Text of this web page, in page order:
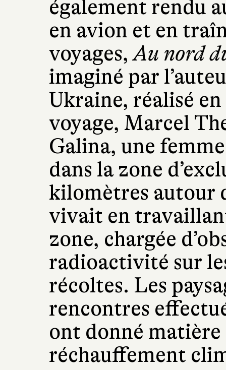
également rendu
en avion et en
voyages, Au nord
imaginé par
Ukraine, réalisé
voyage, Marcel
Galina, une
dans la zone
kilomètres autour
vivait en
zone, chargée
radioactivité sur
récoltes. Les
rencontres
ont donné matière
réchauffement